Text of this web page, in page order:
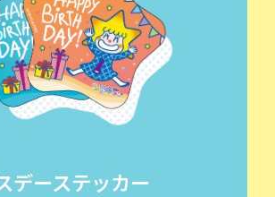
デーステッカー